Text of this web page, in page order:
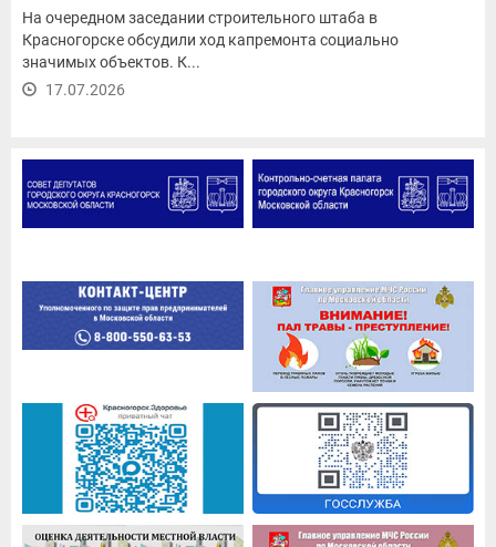
На очередном заседании строительного штаба в
Красногорске обсудили ход капремонта социально
значимых объектов. К...
17.07.2026